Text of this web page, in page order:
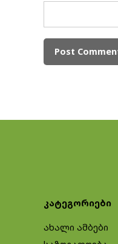
კატეგორიები
ახალი ამბები